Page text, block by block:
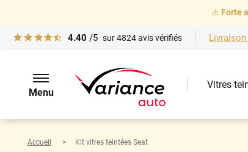
⚠️ Forte
4.40 /5 sur4824avis vérifiés
Menu
Vitres
Accueil Kit vitres teintées Seat